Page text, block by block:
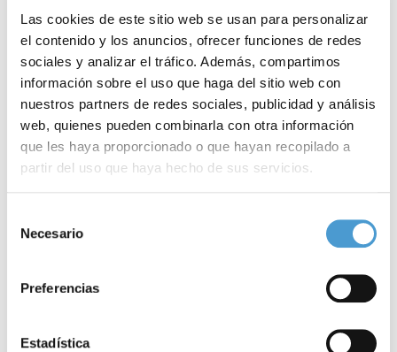
Las cookies de este sitio web se usan para personalizar
el contenido y los anuncios, ofrecer funciones de redes
sociales y analizar el tráfico. Además, compartimos
información sobre el uso que haga del sitio web con
nuestros partners de redes sociales, publicidad y análisis
web, quienes pueden combinarla con otra información
que les haya proporcionado o que hayan recopilado a
partir del uso que haya hecho de sus servicios.
de cookies
Necesario
Preferencias
Estadística
ASOCIACIONES DE PACIENTES